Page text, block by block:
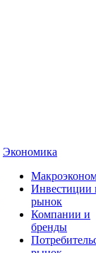
Экономика
Инвестиции
рынок
Компании и
бренды